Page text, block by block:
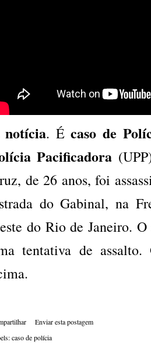
notícia. Écaso de
Pacificadora
de 26 anos, foi
do Gabinal, na
do Rio de Janeiro.
tentativa de
Enviar esta postagem
caso de polícia